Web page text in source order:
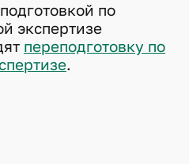
по
экспертизе
переподготовку по
.